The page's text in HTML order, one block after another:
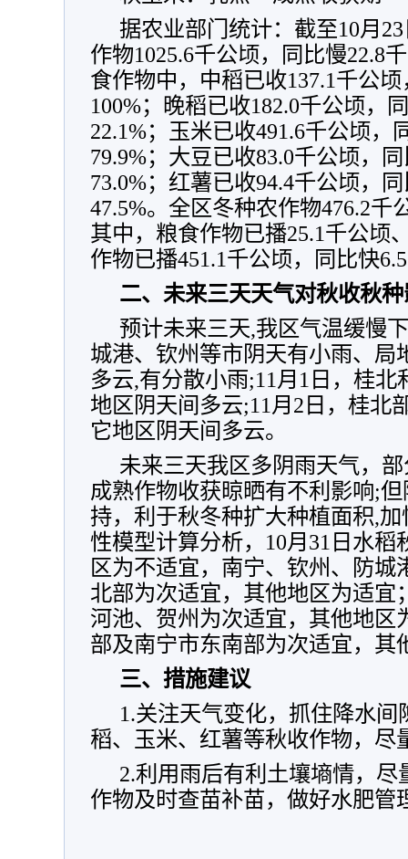
据农业部门统计：截至10月
作物1025.6千公顷，同比慢22.8
食作物中，中稻已收137.1千公
100%；晚稻已收182.0千公顷，
22.1%；玉米已收491.6千公顷，
79.9%；大豆已收83.0千公顷，
73.0%；红薯已收94.4千公顷，
47.5%。全区冬种农作物476.2千
其中，粮食作物已播25.1千公顷
作物已播451.1千公顷，同比快
二、未来三天天气对秋收秋
预计未来三天,我区气温缓慢
城港、钦州等市阴天有小雨、局
多云,有分散小雨;11月1日，桂
地区阴天间多云;11月2日，桂北
它地区阴天间多云。
未来三天我区多阴雨天气，
成熟作物收获晾晒有不利影响;
持，利于秋冬种扩大种植面积,
性模型计算分析，10月31日水
区为不适宜，南宁、钦州、防城
北部为次适宜，其他地区为适宜
河池、贺州为次适宜，其他地区
部及南宁市东南部为次适宜，其
三、措施建议
1.关注天气变化，抓住降水
稻、玉米、红薯等秋收作物，尽
2.利用雨后有利土壤墒情，
作物及时查苗补苗，做好水肥管